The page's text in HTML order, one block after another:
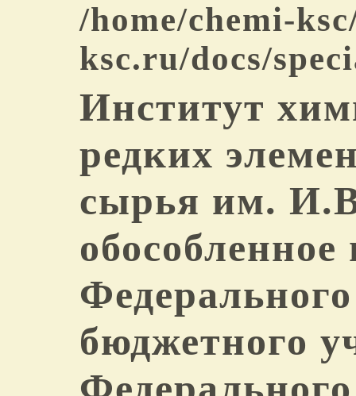
/home/chemi-
ksc.ru/docs/
Институт
редких
сырья им.
обособленное
бюджетного